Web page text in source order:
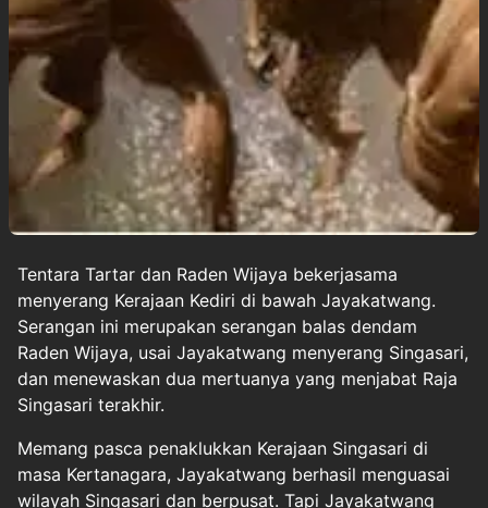
Tentara Tartar dan Raden Wijaya bekerjasama
menyerang Kerajaan Kediri di bawah Jayakatwang.
Serangan ini merupakan serangan balas dendam
Raden Wijaya, usai Jayakatwang menyerang Singasari,
dan menewaskan dua mertuanya yang menjabat Raja
Singasari terakhir.
Memang pasca penaklukkan Kerajaan Singasari di
masa Kertanagara, Jayakatwang berhasil menguasai
wilayah Singasari dan berpusat. Tapi Jayakatwang